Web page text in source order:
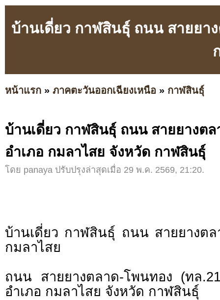
บ้านเดี่ยว กาฬสินธุ์ ถนน สายยา
หน้าแรก » ภาคตะวันออกเฉียงเหนือ » กาฬสินธุ์
บ้านเดี่ยว กาฬสินธุ์ ถนน สายยางต
อำเภอ กมลาไสย จังหวัด กาฬสินธุ์
โดย panaya ปรับปรุงล่าสุดเมื่อ 29 พ.ค. 2569, 21:20.
บ้านเดี่ยว กาฬสินธุ์ ถนน สายยางตล
กมลาไสย
ถนน สายยางตลาด-โพนทอง (ทล
อำเภอ กมลาไสย จังหวัด กาฬสินธุ์